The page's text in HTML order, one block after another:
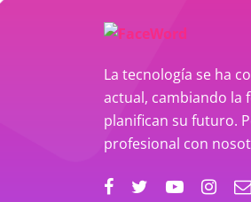
La tecnología se ha
actual, cambiando la
planifican su futuro.
profesional con